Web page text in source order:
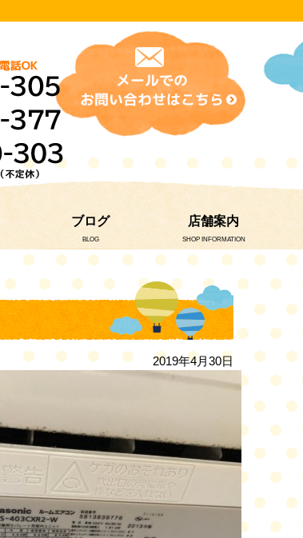
ブログ
BLOG
店舗案内
SHOP INFORMATION
2019年4月30日